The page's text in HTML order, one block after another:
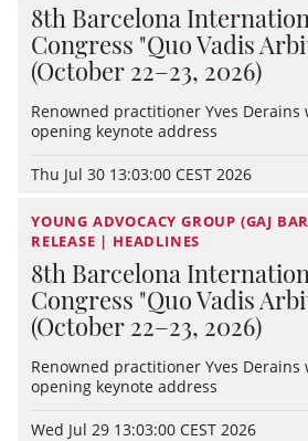
8th Barcelona
Congress "Quo Vadis
(October 22–23, 2026)
Renowned practitioner Yves
opening keynote address
Thu Jul 30 13:03:00 CEST 2026
YOUNG ADVOCACY GROUP (GAJ
RELEASE | HEADLINES
8th Barcelona
Congress "Quo Vadis
(October 22–23, 2026)
Renowned practitioner Yves
opening keynote address
Wed Jul 29 13:03:00 CEST 2026